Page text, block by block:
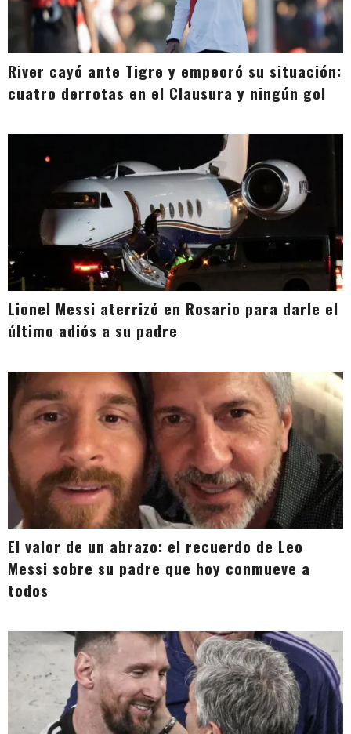
River cayó ante Tigre y empeoró su situación:
cuatro derrotas en el Clausura y ningún gol
Lionel Messi aterrizó en Rosario para darle el
último adiós a su padre
El valor de un abrazo: el recuerdo de Leo
Messi sobre su padre que hoy conmueve a
todos